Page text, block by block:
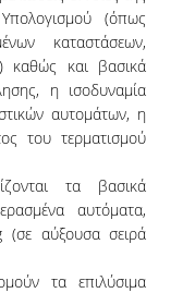
ΣΠΟΥΔΩΝ
ΚΑΙ ΔΙΔΑΚΤΙΚΗΣ
ΥΠΟΛΟΓΙΣΤΩΝ
(όπως
καταστάσεων,
καθώς και βασικά
η ισοδυναμία
αυτομάτων, η
του τερματισμού
τα βασικά
αυτόματα,
(σε αύξουσα σειρά
τα επιλύσιμα